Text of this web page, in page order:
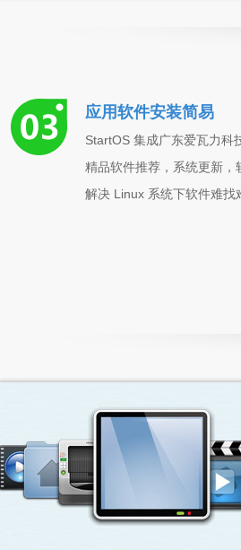
应用软件安装简易
StartOS 集成广东爱瓦力科
精品软件推荐，系统更新，
解决 Linux 系统下软件难找